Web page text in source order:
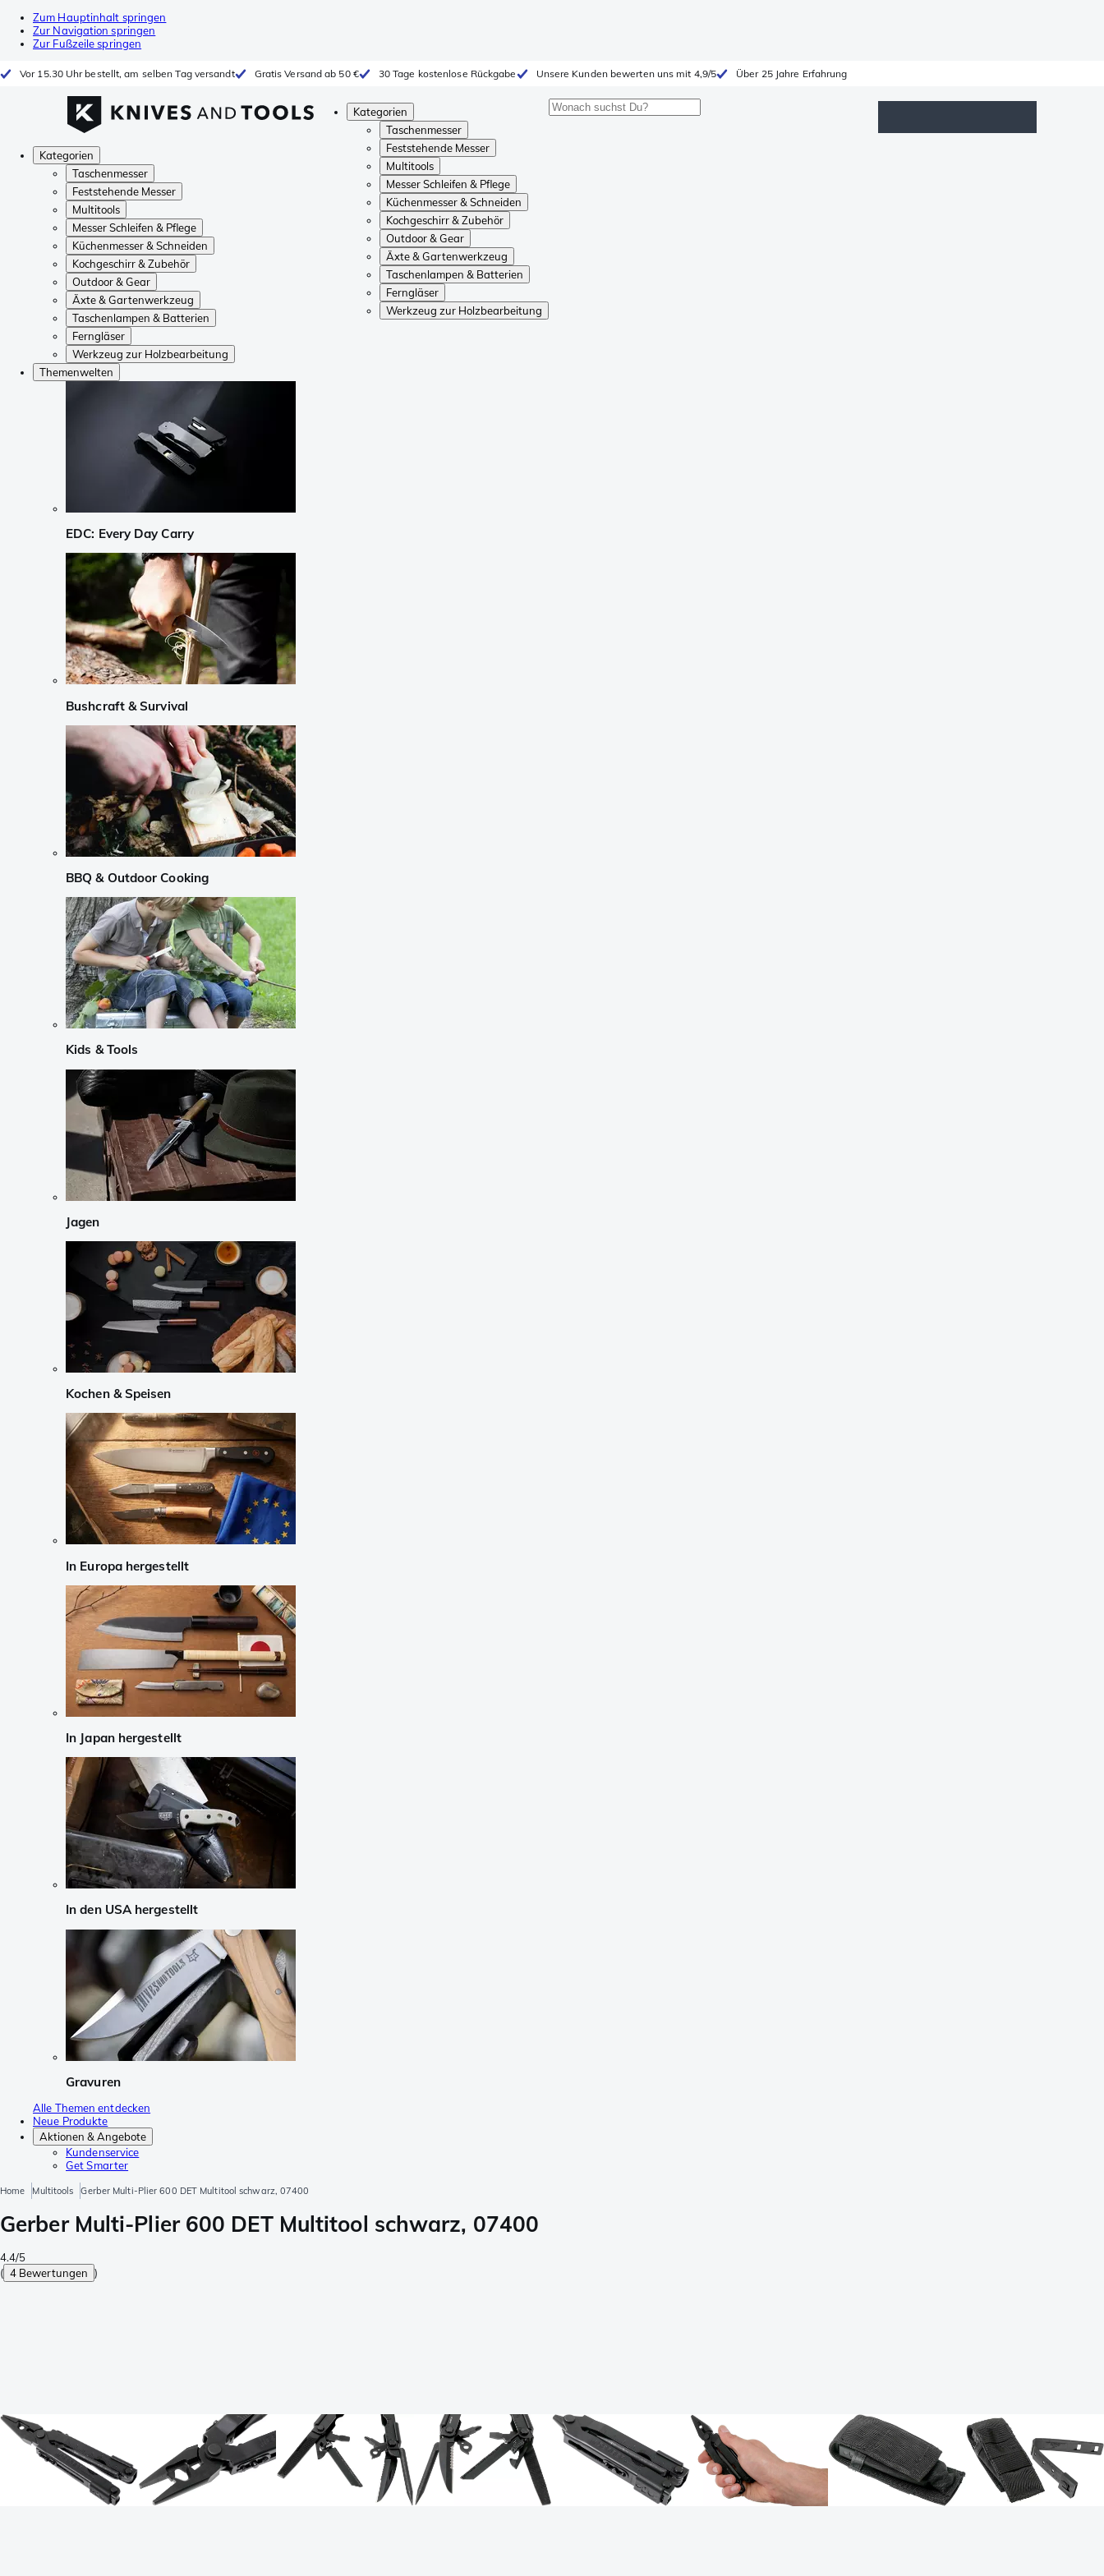
Zum Hauptinhalt springen
Zur Navigation springen
Zur Fußzeile springen
Vor 15.30 Uhr bestellt, am selben Tag versandt Gratis Versand ab 50 € 30 Tage kostenlose Rückgabe Unsere Kunden bewerten uns mit 4,9/5 Über 25 Jahre Erfahrung
Kategorien
Taschenmesser
Feststehende Messer
Multitools
Messer Schleifen & Pflege
Küchenmesser & Schneiden
Kochgeschirr & Zubehör
Outdoor & Gear
Äxte & Gartenwerkzeug
Taschenlampen & Batterien
Ferngläser
Werkzeug zur Holzbearbeitung
Kategorien
Taschenmesser
Feststehende Messer
Multitools
Messer Schleifen & Pflege
Küchenmesser & Schneiden
Kochgeschirr & Zubehör
Outdoor & Gear
Äxte & Gartenwerkzeug
Taschenlampen & Batterien
Ferngläser
Werkzeug zur Holzbearbeitung
Themenwelten
EDC: Every Day Carry
Bushcraft & Survival
BBQ & Outdoor Cooking
Kids & Tools
Jagen
Kochen & Speisen
In Europa hergestellt
In Japan hergestellt
In den USA hergestellt
Gravuren
Alle Themen entdecken
Neue Produkte
Aktionen & Angebote
Kundenservice
Get Smarter
Home Multitools Gerber Multi-Plier 600 DET Multitool schwarz, 07400
Gerber Multi-Plier 600 DET Multitool schwarz, 07400
4.4/5
( 4 Bewertungen )